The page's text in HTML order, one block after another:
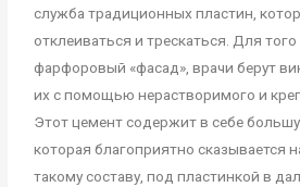
служба традиционных пластин,
отклеиваться и трескаться. Для
фарфоровый «фасад», врачи берут
их с помощью нерастворимого и
Этот цемент содержит в себе
которая благоприятно сказывается
такому составу, под пластинкой в